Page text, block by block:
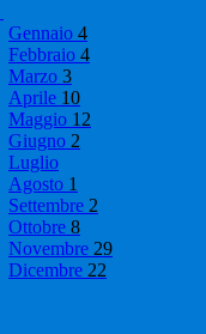
Gennaio 4
Febbraio 4
Marzo 3
Aprile 10
Maggio 12
Giugno 2
Luglio
Agosto 1
Settembre 2
Ottobre 8
Novembre 29
Dicembre 22